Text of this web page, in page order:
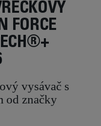
FORCE
vysávač s
od značky